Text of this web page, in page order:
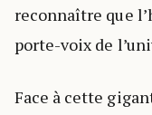
reconnaître que
porte-voix de
Face à cette